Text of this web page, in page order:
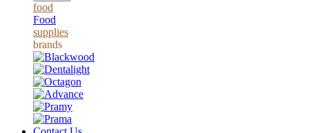
food
Food
supplies
brands